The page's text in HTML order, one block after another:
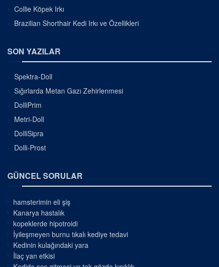
Collie Köpek Irkı
Brazilian Shorthair Kedi Irkı ve Özellikleri
SON YAZILAR
Spektra-Doll
Sığırlarda Metan Gazı Zehirlenmesi
DolliPrim
Metri-Doll
DolliSipra
Dolli-Prost
GÜNCEL SORULAR
hamsterimin eli şiş
Kanarya hastalık
kopeklerde hipotroidi
İyileşmeyen burnu tıkalı kediye tedavi
Kedinin kulağındaki yara
İlaç yan etkisi